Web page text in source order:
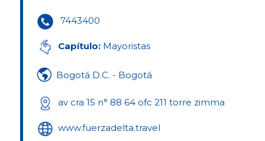
7443400
Capítulo: Mayoristas
Bogotá D.C. - Bogotá
av cra 15 n° 88 64 ofc 211 torre zimma
www.fuerzadelta.travel